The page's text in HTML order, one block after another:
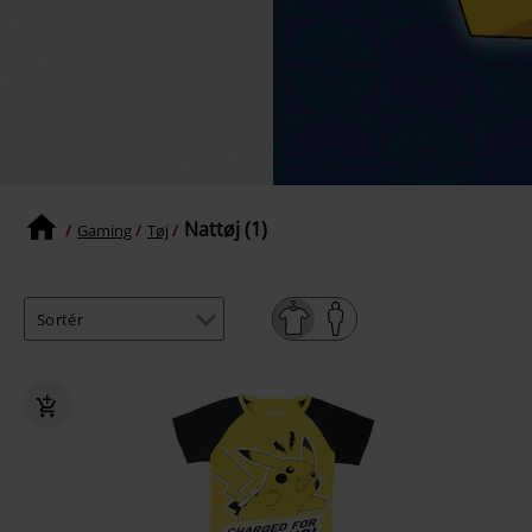
Gaming Tøj Nattøj (1)